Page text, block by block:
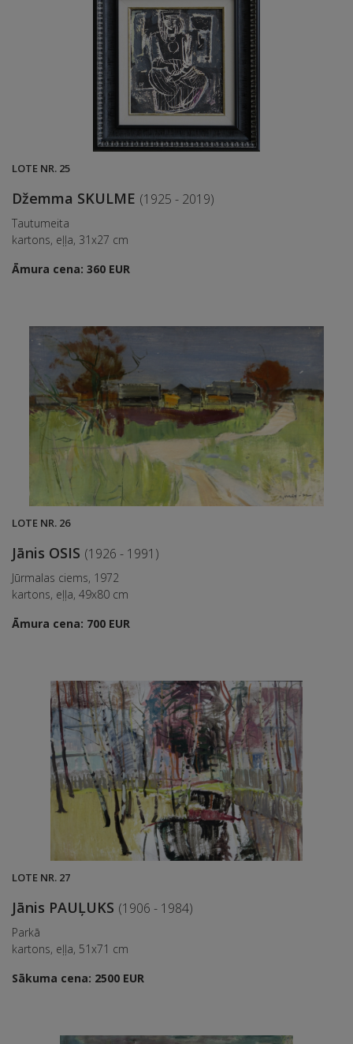
LOTE NR. 25
Džemma SKULME (1925 - 2019)
Tautumeita
kartons, eļļa, 31x27 cm
Āmura cena: 360 EUR
LOTE NR. 26
Jānis OSIS (1926 - 1991)
Jūrmalas ciems, 1972
kartons, eļļa, 49x80 cm
Āmura cena: 700 EUR
LOTE NR. 27
Jānis PAUĻUKS (1906 - 1984)
Parkā
kartons, eļļa, 51x71 cm
Sākuma cena: 2500 EUR